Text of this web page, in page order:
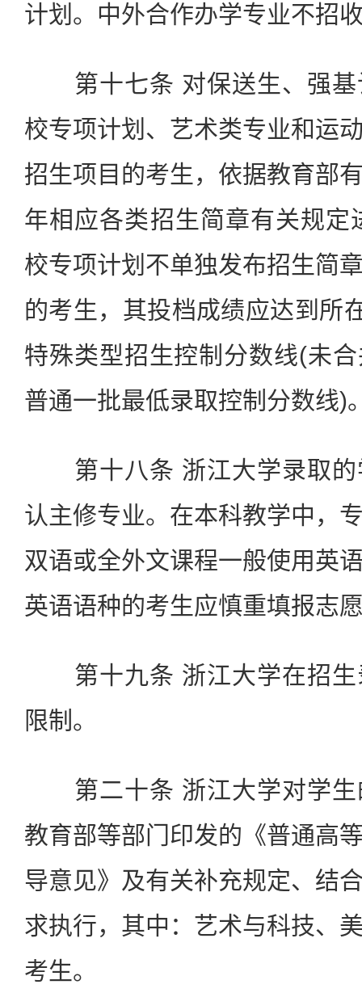
计划。中外合作办学专业不招
第十七条 对保送生、强基
校专项计划、艺术类专业和运
招生项目的考生，依据教育部
年相应各类招生简章有关规定
校专项计划不单独发布招生简
的考生，其投档成绩应达到所
特殊类型招生控制分数线(未
普通一批最低录取控制分数线)
第十八条 浙江大学录取的
认主修专业。在本科教学中，
双语或全外文课程一般使用英
英语语种的考生应慎重填报志
第十九条 浙江大学在招生
限制。
第二十条 浙江大学对学生
教育部等部门印发的《普通高
导意见》及有关补充规定、结
求执行，其中：艺术与科技、
考生。